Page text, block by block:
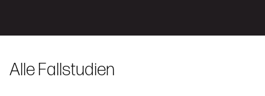
Alle Fallstudien